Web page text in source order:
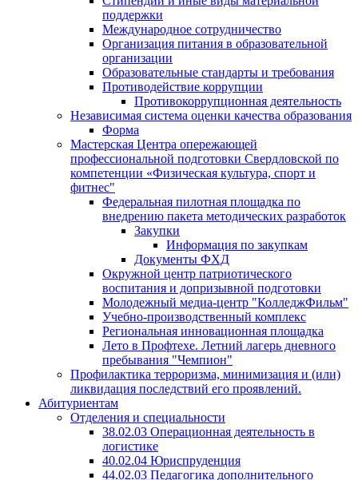
поддержки
Международное сотрудничество
Организация питания в образовательной
организации
Образовательные стандарты и требования
Противодействие коррупции
Противокоррупционная деятельность
Независимая система оценки качества образования
Форма
Мастерская Центра опережающей
профессиональной подготовки Свердловской по
компетенции «Физическая культура, спорт и
фитнес"
Федеральная пилотная площадка по
внедрению пакета методических разработок
Закупки
Информация по закупкам
Документы ФХД
Окружной центр патриотического
воспитания и допризывной подготовки
Молодежный медиа-центр "КолледжФильм"
Учебно-производственный комплекс
Региональная инновационная площадка
Лето в Профтехе. Летний лагерь дневного
пребывания "Чемпион"
Профилактика терроризма, минимизация и (или)
ликвидация последствий его проявлений.
Абитуриентам
Отделения и специальности
38.02.03 Операционная деятельность в
логистике
40.02.04 Юриспруденция
44.02.03 Педагогика дополнительного